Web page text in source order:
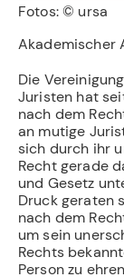
Fotos: © ursa
Akademischer
Die
Juristen hat
nach dem
an mutige
sich durch ihr
Recht gerade
und Gesetz
Druck geraten
nach dem
um sein
Rechts
Person zu